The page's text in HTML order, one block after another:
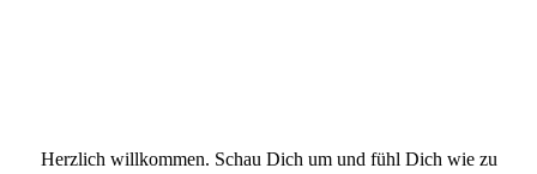
Herzlich willkommen. Schau Dich um und fühl Dich wie zu